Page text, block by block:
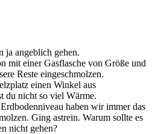
ja angeblich gehen.
mit einer Gasflasche von Größe und
Reste eingeschmolzen.
einen Winkel aus
du nicht so viel Wärme.
haben wir immer das
Ging astrein. Warum sollte es
nicht gehen?